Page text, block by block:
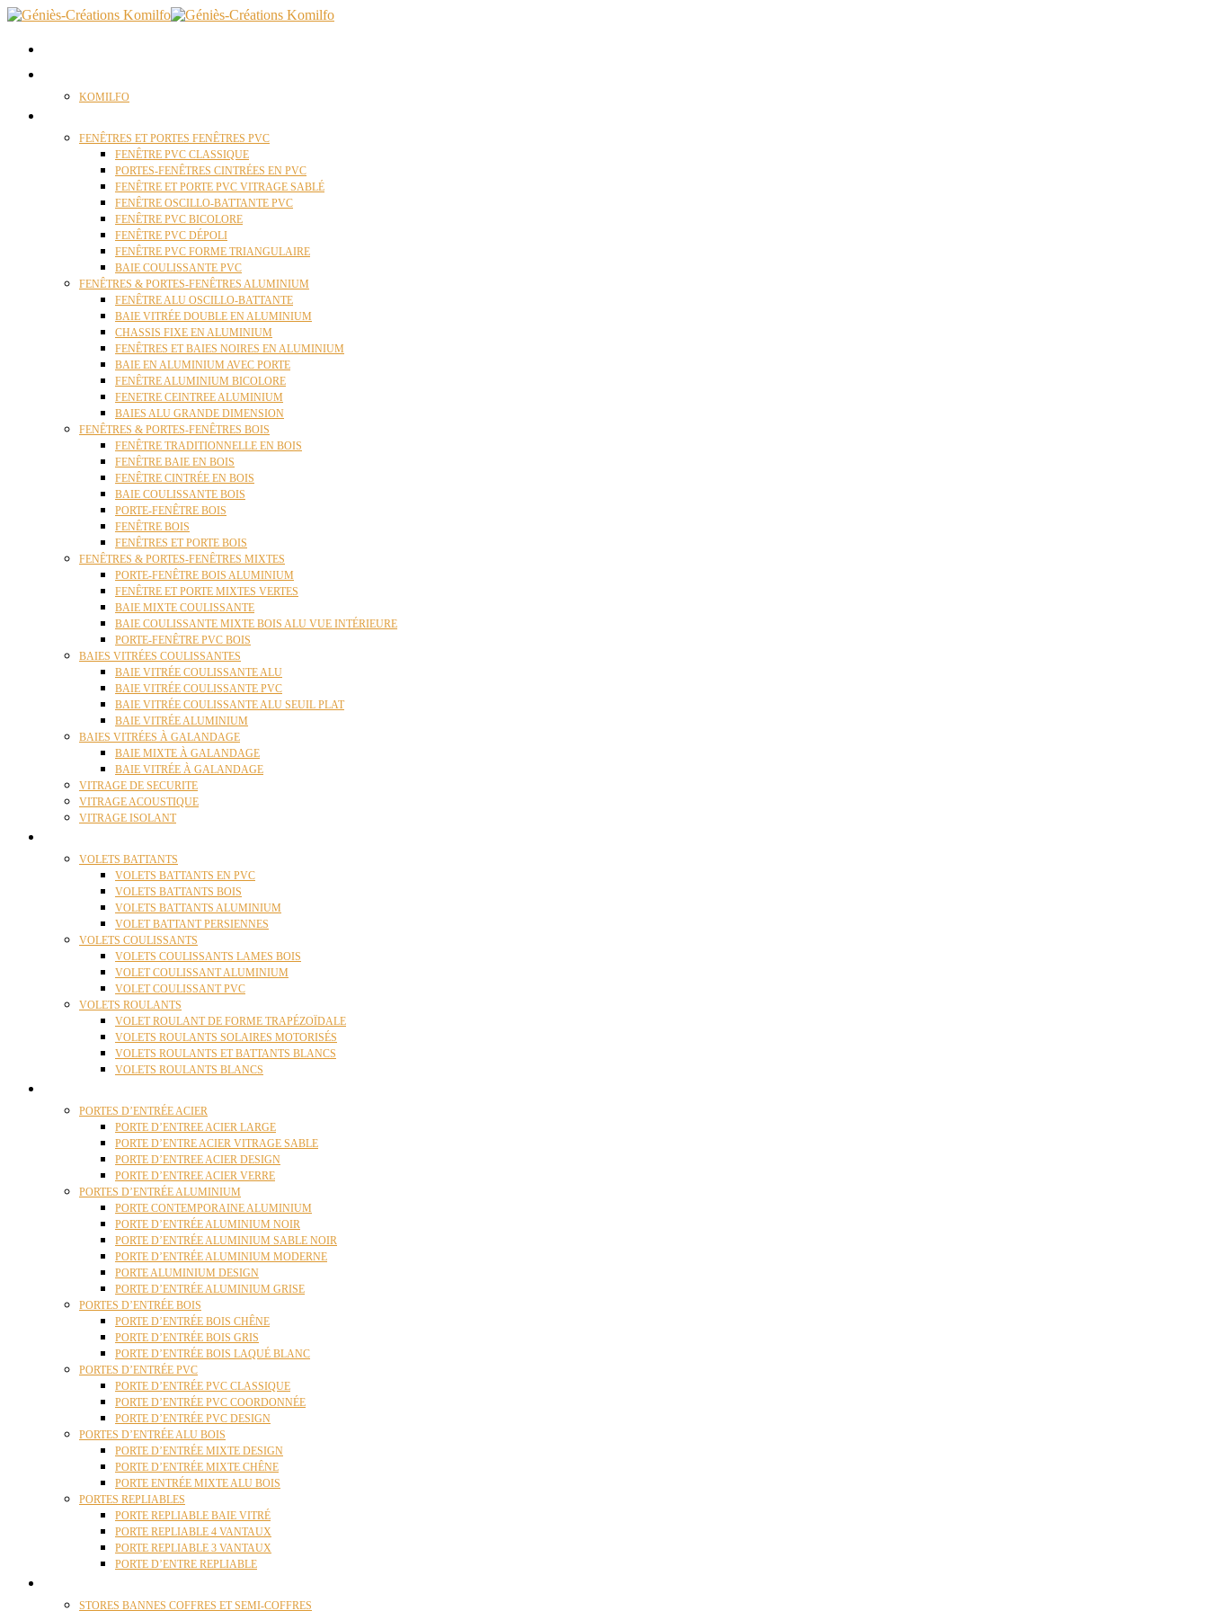
KOMILFO
FENÊTRES ET PORTES FENÊTRES PVC
FENÊTRE PVC CLASSIQUE
PORTES-FENÊTRES CINTRÉES EN PVC
FENÊTRE ET PORTE PVC VITRAGE SABLÉ
FENÊTRE OSCILLO-BATTANTE PVC
FENÊTRE PVC BICOLORE
FENÊTRE PVC DÉPOLI
FENÊTRE PVC FORME TRIANGULAIRE
BAIE COULISSANTE PVC
FENÊTRES & PORTES-FENÊTRES ALUMINIUM
FENÊTRE ALU OSCILLO-BATTANTE
BAIE VITRÉE DOUBLE EN ALUMINIUM
CHASSIS FIXE EN ALUMINIUM
FENÊTRES ET BAIES NOIRES EN ALUMINIUM
BAIE EN ALUMINIUM AVEC PORTE
FENÊTRE ALUMINIUM BICOLORE
FENETRE CEINTREE ALUMINIUM
BAIES ALU GRANDE DIMENSION
FENÊTRES & PORTES-FENÊTRES BOIS
FENÊTRE TRADITIONNELLE EN BOIS
FENÊTRE BAIE EN BOIS
FENÊTRE CINTRÉE EN BOIS
BAIE COULISSANTE BOIS
PORTE-FENÊTRE BOIS
FENÊTRE BOIS
FENÊTRES ET PORTE BOIS
FENÊTRES & PORTES-FENÊTRES MIXTES
PORTE-FENÊTRE BOIS ALUMINIUM
FENÊTRE ET PORTE MIXTES VERTES
BAIE MIXTE COULISSANTE
BAIE COULISSANTE MIXTE BOIS ALU VUE INTÉRIEURE
PORTE-FENÊTRE PVC BOIS
BAIES VITRÉES COULISSANTES
BAIE VITRÉE COULISSANTE ALU
BAIE VITRÉE COULISSANTE PVC
BAIE VITRÉE COULISSANTE ALU SEUIL PLAT
BAIE VITRÉE ALUMINIUM
BAIES VITRÉES À GALANDAGE
BAIE MIXTE À GALANDAGE
BAIE VITRÉE À GALANDAGE
VITRAGE DE SECURITE
VITRAGE ACOUSTIQUE
VITRAGE ISOLANT
VOLETS BATTANTS
VOLETS BATTANTS EN PVC
VOLETS BATTANTS BOIS
VOLETS BATTANTS ALUMINIUM
VOLET BATTANT PERSIENNES
VOLETS COULISSANTS
VOLETS COULISSANTS LAMES BOIS
VOLET COULISSANT ALUMINIUM
VOLET COULISSANT PVC
VOLETS ROULANTS
VOLET ROULANT DE FORME TRAPÉZOÏDALE
VOLETS ROULANTS SOLAIRES MOTORISÉS
VOLETS ROULANTS ET BATTANTS BLANCS
VOLETS ROULANTS BLANCS
PORTES D’ENTRÉE ACIER
PORTE D’ENTREE ACIER LARGE
PORTE D’ENTRE ACIER VITRAGE SABLE
PORTE D’ENTREE ACIER DESIGN
PORTE D’ENTREE ACIER VERRE
PORTES D’ENTRÉE ALUMINIUM
PORTE CONTEMPORAINE ALUMINIUM
PORTE D’ENTRÉE ALUMINIUM NOIR
PORTE D’ENTRÉE ALUMINIUM SABLE NOIR
PORTE D’ENTRÉE ALUMINIUM MODERNE
PORTE ALUMINIUM DESIGN
PORTE D’ENTRÉE ALUMINIUM GRISE
PORTES D’ENTRÉE BOIS
PORTE D’ENTRÉE BOIS CHÊNE
PORTE D’ENTRÉE BOIS GRIS
PORTE D’ENTRÉE BOIS LAQUÉ BLANC
PORTES D’ENTRÉE PVC
PORTE D’ENTRÉE PVC CLASSIQUE
PORTE D’ENTRÉE PVC COORDONNÉE
PORTE D’ENTRÉE PVC DESIGN
PORTES D’ENTRÉE ALU BOIS
PORTE D’ENTRÉE MIXTE DESIGN
PORTE D’ENTRÉE MIXTE CHÊNE
PORTE ENTRÉE MIXTE ALU BOIS
PORTES REPLIABLES
PORTE REPLIABLE BAIE VITRÉ
PORTE REPLIABLE 4 VANTAUX
PORTE REPLIABLE 3 VANTAUX
PORTE D’ENTRE REPLIABLE
STORES BANNES COFFRES ET SEMI-COFFRES